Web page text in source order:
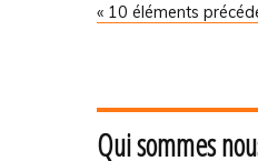
« 10 éléments
Qui sommes